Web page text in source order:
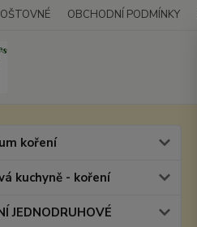
OBCHODNÍ PODMÍNKY
koření
kuchyně - koření
JEDNODRUHOVÉ